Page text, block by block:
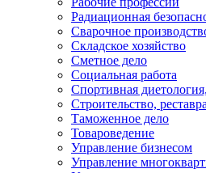
Радиационная
Сварочное
Складское хозяйство
Сметное дело
Социальная работа
Спортивная
Строительство,
Таможенное дело
Товароведение
Управление бизнесом
Управление